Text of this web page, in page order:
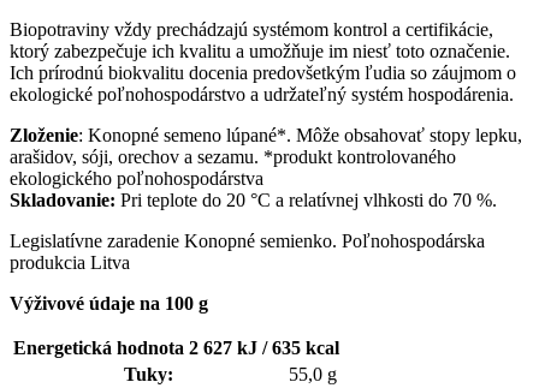
Biopotraviny vždy prechádzajú systémom kontrol a certifikácie,
ktorý zabezpečuje ich kvalitu a umožňuje im niesť toto označenie.
Ich prírodnú biokvalitu docenia predovšetkým ľudia so záujmom o
ekologické poľnohospodárstvo a udržateľný systém hospodárenia.
Zloženie: Konopné semeno lúpané*. Môže obsahovať stopy lepku,
arašidov, sóji, orechov a sezamu. *produkt kontrolovaného
ekologického poľnohospodárstva
Skladovanie: Pri teplote do 20 °C a relatívnej vlhkosti do 70 %.
Legislatívne zaradenie Konopné semienko. Poľnohospodárska
produkcia Litva
Výživové údaje na 100 g
Energetická hodnota 2 627 kJ / 635 kcal
Tuky:
55,0 g